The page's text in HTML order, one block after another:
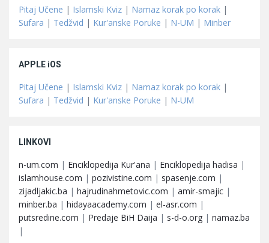
Pitaj Učene | Islamski Kviz | Namaz korak po korak |
Sufara | Tedžvid | Kur'anske Poruke | N-UM | Minber
APPLE iOS
Pitaj Učene | Islamski Kviz | Namaz korak po korak |
Sufara | Tedžvid | Kur'anske Poruke | N-UM
LINKOVI
n-um.com | Enciklopedija Kur'ana | Enciklopedija hadisa |
islamhouse.com | pozivistine.com | spasenje.com |
zijadljakic.ba | hajrudinahmetovic.com | amir-smajic |
minber.ba | hidayaacademy.com | el-asr.com |
putsredine.com | Predaje BiH Daija | s-d-o.org | namaz.ba
|